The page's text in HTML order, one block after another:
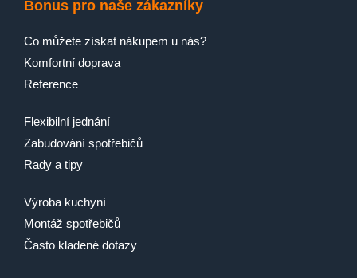
Bonus pro naše zákazníky
Co můžete získat nákupem u nás?
Komfortní doprava
Reference
Flexibilní jednání
Zabudování spotřebičů
Rady a tipy
Výroba kuchyní
Montáž spotřebičů
Často kladené dotazy